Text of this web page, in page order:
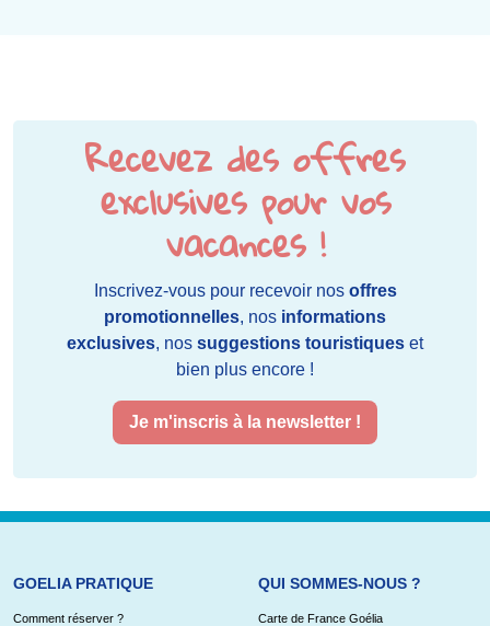
Recevez des offres
exclusives pour vos
vacances !
Inscrivez-vous pour recevoir nos offres
promotionnelles, nos informations
exclusives, nos suggestions touristiques et
bien plus encore !
Je m'inscris à la newsletter !
GOELIA PRATIQUE
Comment réserver ?
QUI SOMMES-NOUS ?
Carte de France Goélia